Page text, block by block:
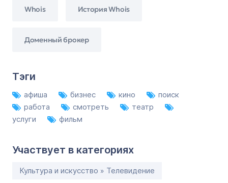
Whois История Whois
Доменный брокер
Тэги
афиша бизнес кино
поиск
работа
смотреть
театр
услуги
фильм
Участвует в категориях
Культура и искусство » Телевидение